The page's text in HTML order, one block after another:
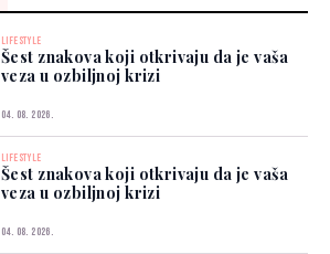
LIFESTYLE
Šest znakova koji otkrivaju da je vaša
veza u ozbiljnoj krizi
04. 08. 2026.
LIFESTYLE
Šest znakova koji otkrivaju da je vaša
veza u ozbiljnoj krizi
04. 08. 2026.